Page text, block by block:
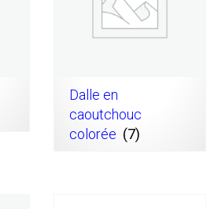
Dalle en
caoutchouc
colorée (7)